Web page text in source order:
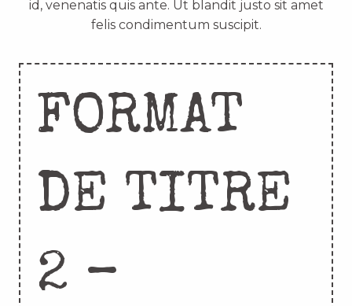
id, venenatis quis ante. Ut blandit justo sit amet
felis condimentum suscipit.
FORMAT
DE TITRE
2 –